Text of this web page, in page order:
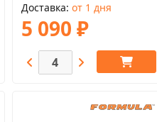
Доставка от 1 дня
5 090 ₽